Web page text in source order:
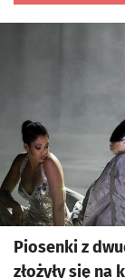
Piosenki z
złożyły się